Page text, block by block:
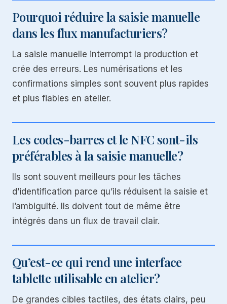
Pourquoi réduire la saisie manuelle
dans les flux manufacturiers?
La saisie manuelle interrompt la production et
crée des erreurs. Les numérisations et les
confirmations simples sont souvent plus rapides
et plus fiables en atelier.
Les codes-barres et le NFC sont-ils
préférables à la saisie manuelle?
Ils sont souvent meilleurs pour les tâches
d’identification parce qu’ils réduisent la saisie et
l’ambiguïté. Ils doivent tout de même être
intégrés dans un flux de travail clair.
Qu’est-ce qui rend une interface
tablette utilisable en atelier?
De grandes cibles tactiles, des états clairs, peu